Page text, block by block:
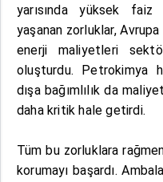
yarısında yüksek faiz
yaşanan zorluklar,
enerji maliyetleri
oluşturdu. Petrokimya
dışa bağımlılık da
daha kritik hale getirdi.
Tüm bu zorluklara
korumayı başardı.